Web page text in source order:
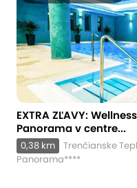
EXTRA ZĽAVY:
Panorama v centre...
0,38 km
Trenčianske
Panorama****